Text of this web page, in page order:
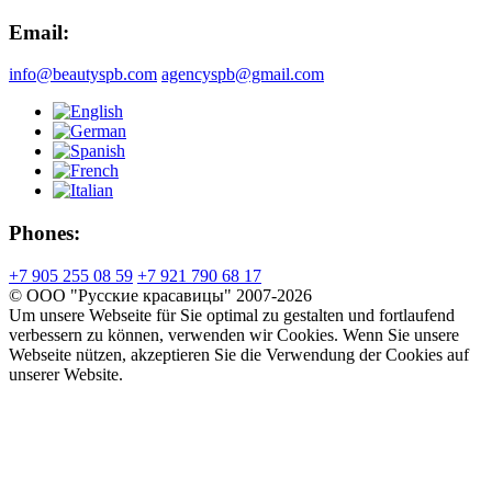
Email:
info@beautyspb.com agencyspb@gmail.com
Phones:
+7 905 255 08 59 +7 921 790 68 17
© OOO "Русские красавицы" 2007-2026
Um unsere Webseite für Sie optimal zu gestalten und fortlaufend
verbessern zu können, verwenden wir Cookies. Wenn Sie unsere
Webseite nützen, akzeptieren Sie die Verwendung der Cookies auf
unserer Website.